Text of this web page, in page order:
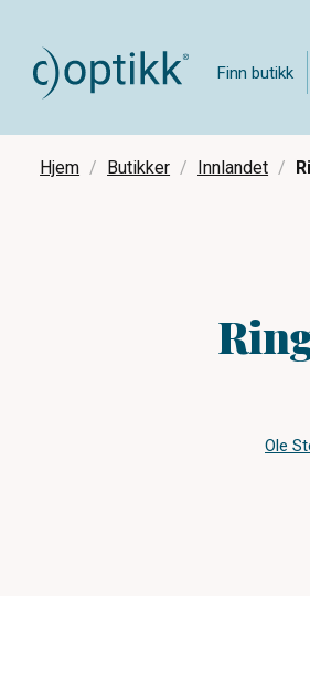
Finn butikk
Hjem Butikker Innlandet
Ole